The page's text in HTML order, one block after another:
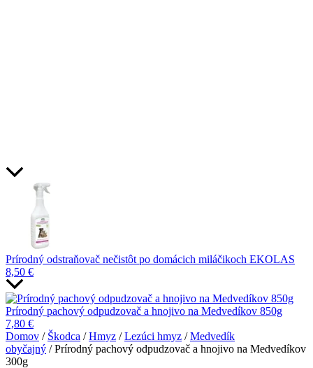
Prírodný odstraňovač nečistôt po domácich miláčikoch EKOLAS
8,50 €
Prírodný pachový odpudzovač a hnojivo na Medvedíkov 850g
7,80 €
Domov / Škodca /Hmyz /Lezúci hmyz /Medvedík
obyčajný / Prírodný pachový odpudzovač a hnojivo na Medvedíkov
300g